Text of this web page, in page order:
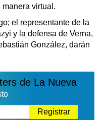
virtual.
el representante de la
y la defensa de Verna,
González, darán
de La Nueva
Registrar